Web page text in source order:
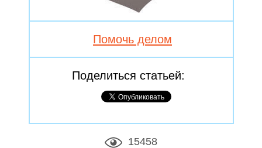
Помочь делом
Поделиться статьей:
15458